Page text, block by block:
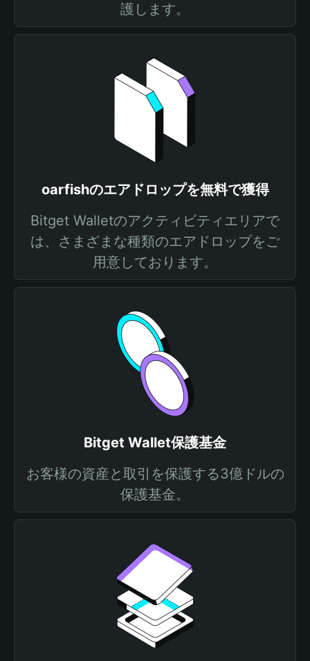
護します。
oarfishのエアドロップを無料で獲得
Bitget Walletのアクティビティエリアで
は、さまざまな種類のエアドロップをご
用意しております。
Bitget Wallet保護基金
お客様の資産と取引を保護する3億ドルの
保護基金。